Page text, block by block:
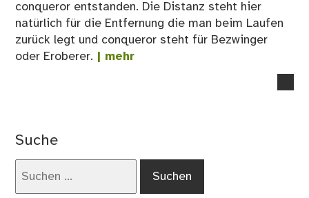
conqueror entstanden. Die Distanz steht hier
natürlich für die Entfernung die man beim Laufen
zurück legt und conqueror steht für Bezwinger
oder Eroberer. | mehr
Suche